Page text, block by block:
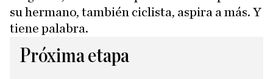
su hermano, también ciclista, aspira a más. Y
tiene palabra.
Próxima etapa